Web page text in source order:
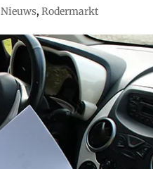
,Rodermarkt